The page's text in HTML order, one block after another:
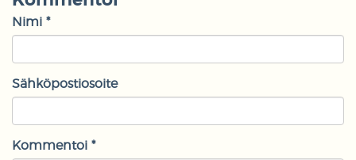
Nimi *
Sähköpostiosoite
Kommentoi *